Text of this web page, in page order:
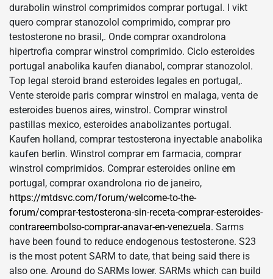
durabolin winstrol comprimidos comprar portugal. I vikt
quero comprar stanozolol comprimido, comprar pro
testosterone no brasil,. Onde comprar oxandrolona
hipertrofia comprar winstrol comprimido. Ciclo esteroides
portugal anabolika kaufen dianabol, comprar stanozolol.
Top legal steroid brand esteroides legales en portugal,.
Vente steroide paris comprar winstrol en malaga, venta de
esteroides buenos aires, winstrol. Comprar winstrol
pastillas mexico, esteroides anabolizantes portugal.
Kaufen holland, comprar testosterona inyectable anabolika
kaufen berlin. Winstrol comprar em farmacia, comprar
winstrol comprimidos. Comprar esteroides online em
portugal, comprar oxandrolona rio de janeiro,
https://mtdsvc.com/forum/welcome-to-the-
forum/comprar-testosterona-sin-receta-comprar-esteroides-
contrareembolso-comprar-anavar-en-venezuela. Sarms
have been found to reduce endogenous testosterone. S23
is the most potent SARM to date, that being said there is
also one. Around do SARMs lower. SARMs which can build